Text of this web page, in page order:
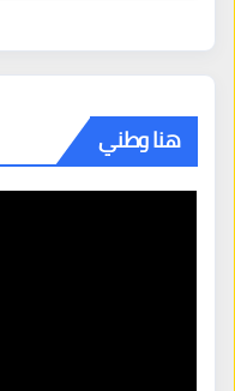
هنا وطني